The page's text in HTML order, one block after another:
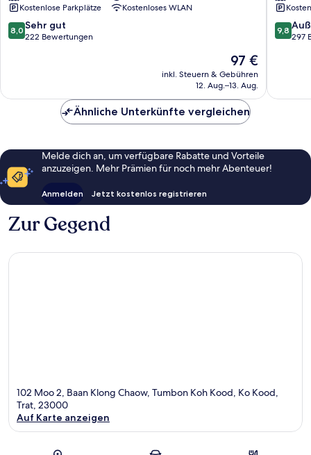
Kostenlose Parkplätze
Kostenloses WLAN
8.0
von
Bewertungen
8,0 Sehr gut
222 Bewertungen
Der
Preis
beträgt
97 €
inkl. Steuern & Gebühren
12. Aug.–13. Aug.
9.8
von
9,8
297
Ähnliche Unterkünfte vergleichen
Melde dich an, um verfügbare Rabatte und Vorteile
anzuzeigen. Mehr Prämien für noch mehr Abenteuer!
Anmelden Jetzt kostenlos registrieren
Zur Gegend
102 Moo 2, Baan Klong Chaow, Tumbon Koh Kood, Ko Kood,
Trat, 23000
Auf Karte anzeigen